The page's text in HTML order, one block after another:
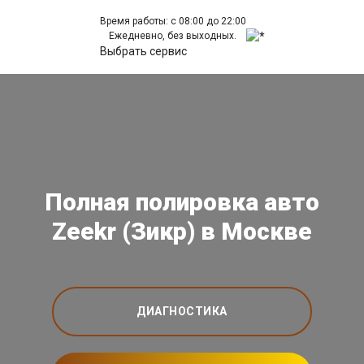
Время работы: с 08:00 до 22:00
Ежедневно, без выходных.
Выбрать сервис
Полная полировка авто
Zeekr (Зикр) в Москве
ДИАГНОСТИКА